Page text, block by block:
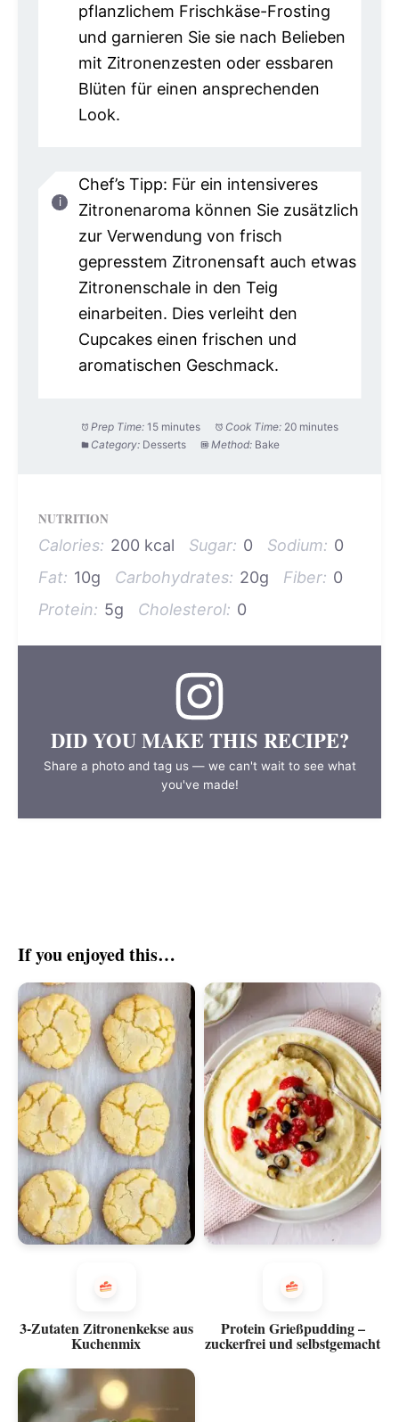
pflanzlichem Frischkäse-Frosting
und garnieren Sie sie nach Belieben
mit Zitronenzesten oder essbaren
Blüten für einen ansprechenden
Look.
Chef’s Tipp: Für ein intensiveres
Zitronenaroma können Sie zusätzlich
zur Verwendung von frisch
gepresstem Zitronensaft auch etwas
Zitronenschale in den Teig
einarbeiten. Dies verleiht den
Cupcakes einen frischen und
aromatischen Geschmack.
Prep Time: 15 minutes Cook Time: 20 minutes
Category: Desserts Method: Bake
NUTRITION
Calories: 200 kcal Sugar: 0 Sodium: 0
Fat: 10g Carbohydrates: 20g Fiber: 0
Protein: 5g Cholesterol: 0
DID YOU MAKE THIS RECIPE?
Share a photo and tag us — we can't wait to see what
you've made!
If you enjoyed this…
3-Zutaten Zitronenkekse aus
Kuchenmix
Protein Grießpudding –
zuckerfrei und selbstgemacht